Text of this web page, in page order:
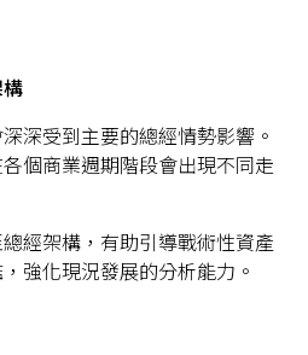
深受到主要的總經情勢影響。
個商業週期階段會出現不同走
經架構，有助引導戰術性資產
強化現況發展的分析能力。